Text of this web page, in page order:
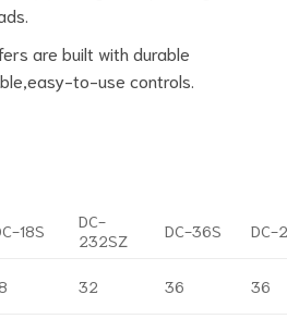
are built with durable
to-use controls.
18S
DC-
232SZ
DC-36S DC-
32 36 36